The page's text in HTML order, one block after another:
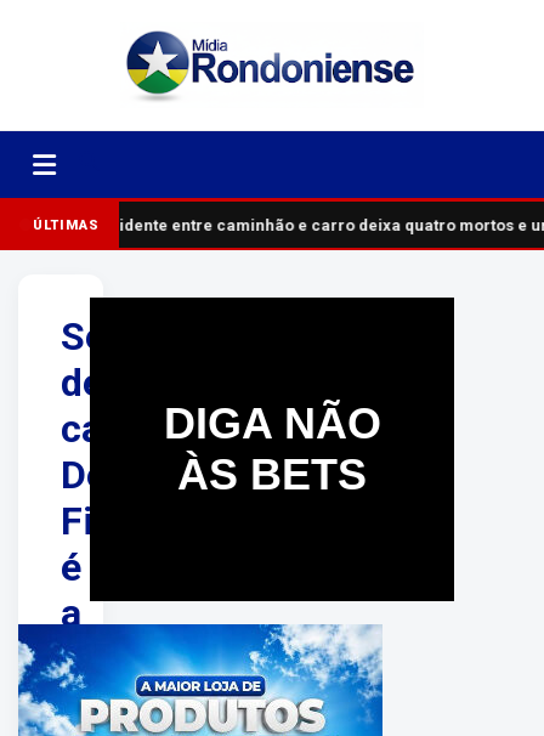
ÚLTIMASAcidente entre caminhão e carro deixa quatro mortos e
Servidora
de
carreira,
Débora
Figueiredo
é
a
nova
presidente
DIGA NÃO
ÀS BETS